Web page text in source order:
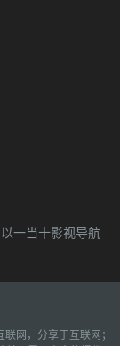
以一当十影视导航
网，分享于互联网；